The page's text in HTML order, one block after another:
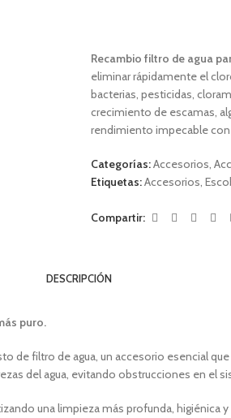
Recambio filtro de agua
eliminar rápidamente el
bacterias, pesticidas,
crecimiento de escamas,
rendimiento impecable
Categorías:Accesorios
Etiquetas:Accesorios
Compartir:
DESCRIPCIÓN
puro.
filtro de agua, un accesorio esencial
del agua, evitando obstrucciones en el
una limpieza más profunda,